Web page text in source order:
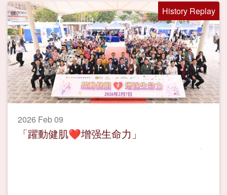
History Replay
2026 Feb 09
「躍動健肌❤️增强生命力」